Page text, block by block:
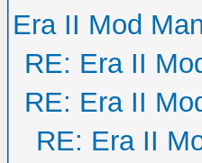
Era II Mod
RE: Era II
RE: Era II
RE: Era II